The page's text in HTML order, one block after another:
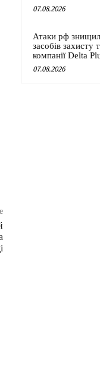
07.08.2026
Атаки рф
засобів захисту
компанії Delta
07.08.2026